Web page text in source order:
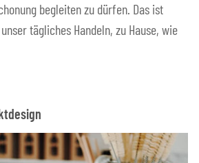
begleiten zu dürfen. Das ist
tägliches Handeln, zu Hause, wie